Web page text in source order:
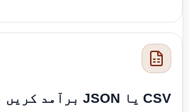
CSV یا JSON برآمد کریں